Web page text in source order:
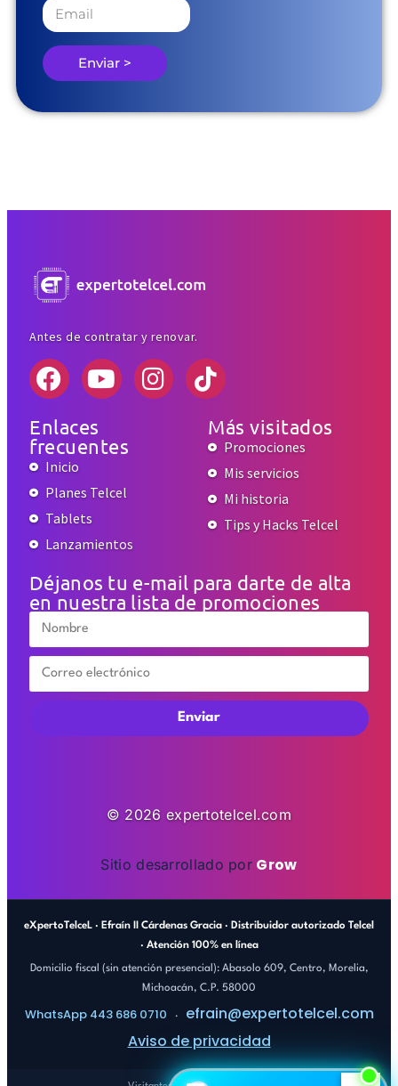
Enviar >
Antes de contratar y renovar.
Enlaces
frecuentes
Inicio
Planes Telcel
Tablets
Lanzamientos
Más visitados
Promociones
Mis servicios
Mi historia
Tips y Hacks Telcel
Déjanos tu e-mail para darte de alta
en nuestra lista de promociones
Enviar
© 2026 expertotelcel.com
Sitio desarrollado por Grow
eXpertoTelceL · Efraín II Cárdenas Gracia · Distribuidor autorizado Telcel
· Atención 100% en línea
Domicilio fiscal (sin atención presencial): Abasolo 609, Centro, Morelia,
Michoacán, C.P. 58000
WhatsApp 443 686 0710 ·
efrain@expertotelcel.com
Aviso de privacidad
×
¿Tienes dudas? Escríbeme, te respondo al